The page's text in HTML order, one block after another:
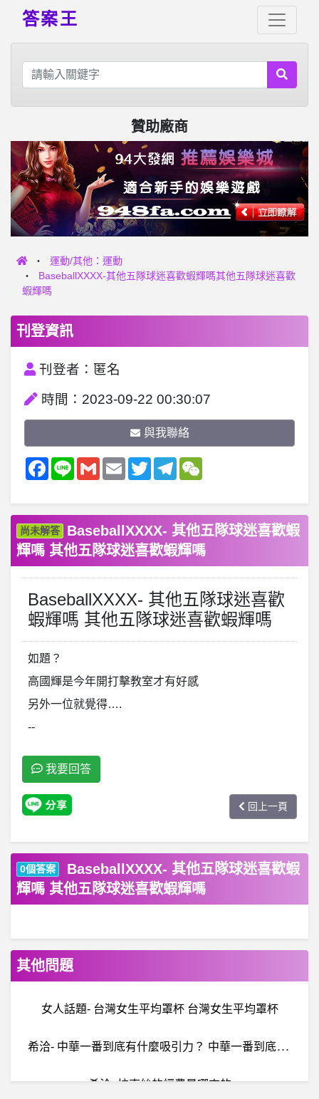
答案王
贊助廠商
運動/其他：運動
BaseballXXXX-其他五隊球迷喜歡蝦輝嗎其他五隊球迷喜歡
蝦輝嗎
刊登資訊
刊登者：匿名
時間：2023-09-22 00:30:07
與我聯絡
Facebook
Line GmailEmail TwitterTelegramWeChat
尚未解答
BaseballXXXX- 其他五隊球迷喜歡蝦
輝嗎 其他五隊球迷喜歡蝦輝嗎
BaseballXXXX- 其他五隊球迷喜歡
蝦輝嗎 其他五隊球迷喜歡蝦輝嗎
如題？
高國輝是今年開打擊教室才有好感
另外一位就覺得….
--
我要回答
回上一頁
0個答案
BaseballXXXX- 其他五隊球迷喜歡蝦
輝嗎 其他五隊球迷喜歡蝦輝嗎
其他問題
女人話題- 台灣女生平均罩杯 台灣女生平均罩杯
希
洽- 中華一番到底有什麼吸引力？ 中華一番到底有什麼吸引力？
希洽- 拉克絲的經費是哪來的